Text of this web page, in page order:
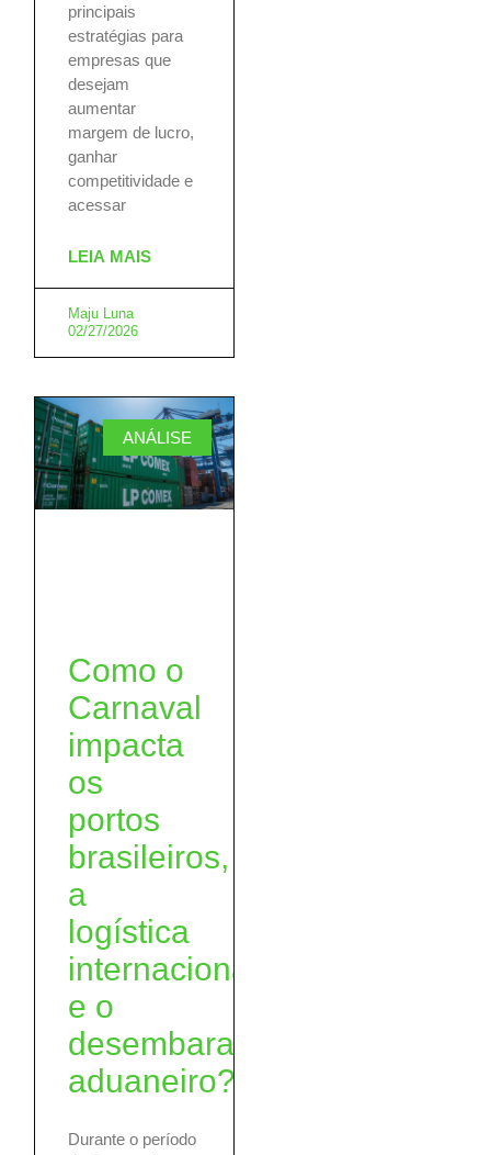
principais
estratégias para
empresas que
desejam
aumentar
margem de lucro,
ganhar
competitividade e
acessar
LEIA MAIS
Maju Luna
02/27/2026
ANÁLISE
Como o
Carnaval
impacta
os
portos
brasileiros,
a
logística
internacional
e o
desembaraço
aduaneiro?
Durante o período